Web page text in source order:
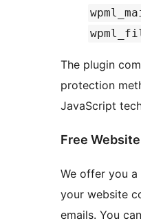
The plugin
protection
JavaScript
Free
We offer you
your website
emails. You